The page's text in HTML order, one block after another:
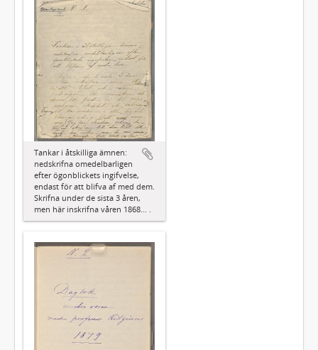
Tankar i åtskilliga ämnen:
nedskrifna omedelbarligen
efter ögonblickets ingifvelse,
endast för att blifva af med dem.
Skrifna under de sista 3 åren,
men här inskrifna våren 1868... .